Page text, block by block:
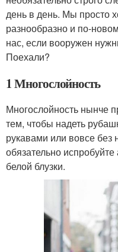
день в день. Мы просто
разнообразно и по-
нас, если вооружен
Поехали?
1 Многослойность
Многослойность нынче
тем, чтобы надеть
рукавами или вовсе без
обязательно
белой блузки.